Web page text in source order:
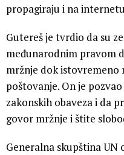
propagiraju i na
Gutereš je tvrdio da su
međunarodnim pravom
mržnje dok istovremeno
poštovanje. On je
zakonskih obaveza i da
govor mržnje i štite
Generalna skupština UN